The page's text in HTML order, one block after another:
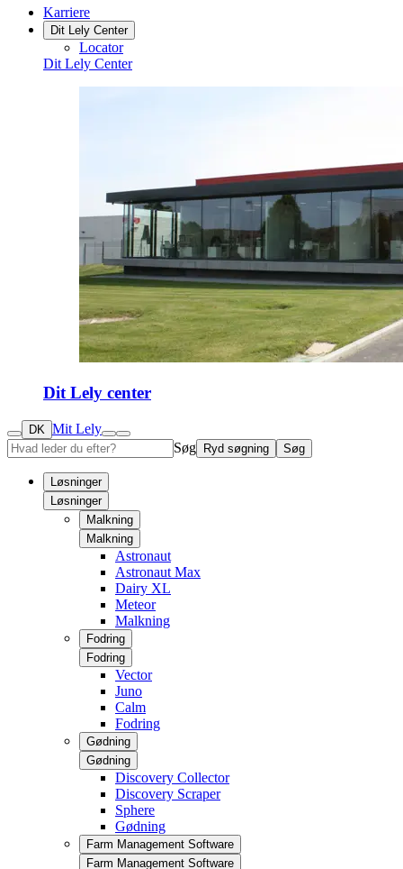
Karriere
Dit Lely Center
Locator
Dit Lely Center
Dit Lely center
DK Mit Lely
Søg
Ryd søgning Søg
Løsninger
Løsninger
Malkning
Malkning
Astronaut
Astronaut Max
Dairy XL
Meteor
Malkning
Fodring
Fodring
Vector
Juno
Calm
Fodring
Gødning
Gødning
Discovery Collector
Discovery Scraper
Sphere
Gødning
Farm Management Software
Farm Management Software